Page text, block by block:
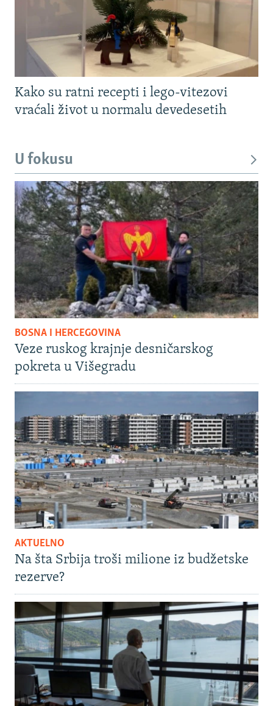
Kako su ratni recepti i lego-vitezovi
vraćali život u normalu devedesetih
U fokusu
BOSNA I HERCEGOVINA
Veze ruskog krajnje desničarskog
pokreta u Višegradu
AKTUELNO
Na šta Srbija troši milione iz budžetske
rezerve?